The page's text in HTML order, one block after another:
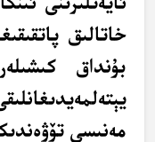
خاتالىق
بۇنداق
مەنىسى